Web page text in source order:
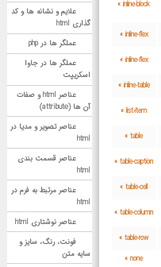
inline-block »
inline-flex »
inline-flex »
inline-table »
list-item »
table »
table-caption »
table-cell »
table-column »
table-row »
none »
علایم و نشانه ها و کد
گذاری html
عملگر ها در php
عملگر ها در جاوا
اسکریپت
عناصر html و صفات
آن ها (attribute)
عناصر تصویر و مدیا در
html
عناصر قسمت بندی
html
عناصر مرتبط به فرم در
html
عناصر نوشتاری html
فونت، رنگ، سایز و
سایه متن